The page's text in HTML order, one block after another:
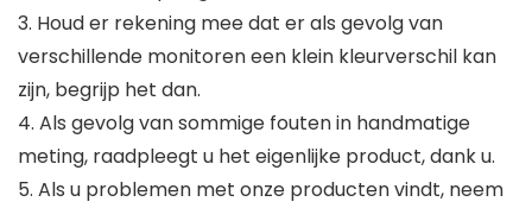
3. Houd er rekening mee dat er als gevolg van
verschillende monitoren een klein kleurverschil kan
zijn, begrijp het dan.
4. Als gevolg van sommige fouten in handmatige
meting, raadpleegt u het eigenlijke product, dank u.
5. Als u problemen met onze producten vindt, neem